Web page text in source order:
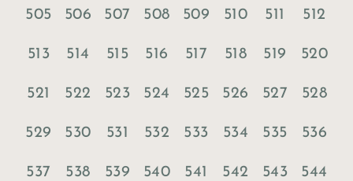
505 506 507 508 509 510 511 512
513 514 515 516 517 518 519 520
521 522 523 524 525 526 527 528
529 530 531 532 533 534 535 536
537 538 539 540 541 542 543 544